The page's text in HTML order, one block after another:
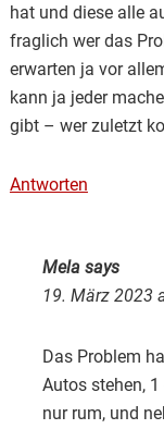
hat und diese alle
fraglich wer das
erwarten ja vor
kann ja jeder
gibt – wer zuletzt
Antworten
Mela says
19. März 2023
Das Problem
Autos stehen,
nur rum, und